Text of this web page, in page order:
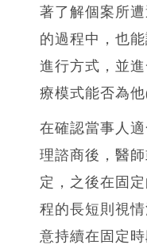
著了解個案所
的過程中，也
進行方式，並
療模式能否為他
在確認當事人
理諮商後，醫
定，之後在固
程的長短則視
意持續在固定